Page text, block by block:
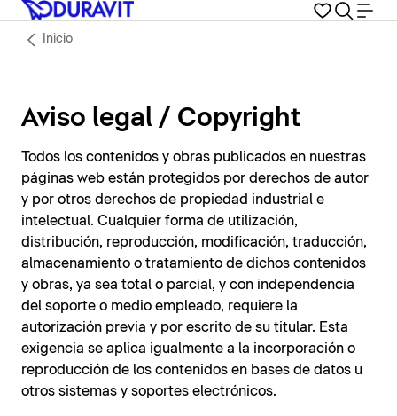
Inicio
Aviso legal / Copyright
Todos los contenidos y obras publicados en nuestras
páginas web están protegidos por derechos de autor
y por otros derechos de propiedad industrial e
intelectual. Cualquier forma de utilización,
distribución, reproducción, modificación, traducción,
almacenamiento o tratamiento de dichos contenidos
y obras, ya sea total o parcial, y con independencia
del soporte o medio empleado, requiere la
autorización previa y por escrito de su titular. Esta
exigencia se aplica igualmente a la incorporación o
reproducción de los contenidos en bases de datos u
otros sistemas y soportes electrónicos.